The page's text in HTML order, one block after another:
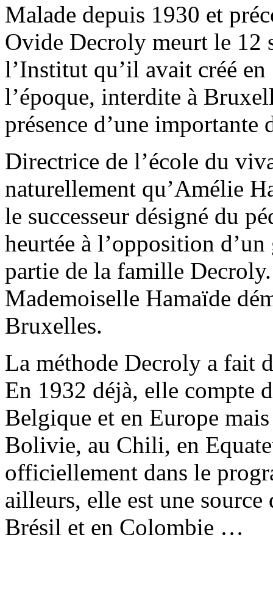
Malade depuis 1930 et
Ovide Decroly meurt le 12
l’Institut qu’il avait créé
l’époque, interdite à
présence d’une importante
Directrice de l’école du
naturellement qu’Amélie
le successeur désigné du
heurtée à l’opposition
partie de la famille
Mademoiselle Hamaïde
Bruxelles.
La méthode Decroly a fait
En 1932 déjà, elle compte
Belgique et en Europe
Bolivie, au Chili, en
officiellement dans le
ailleurs, elle est une
Brésil et en Colombie …